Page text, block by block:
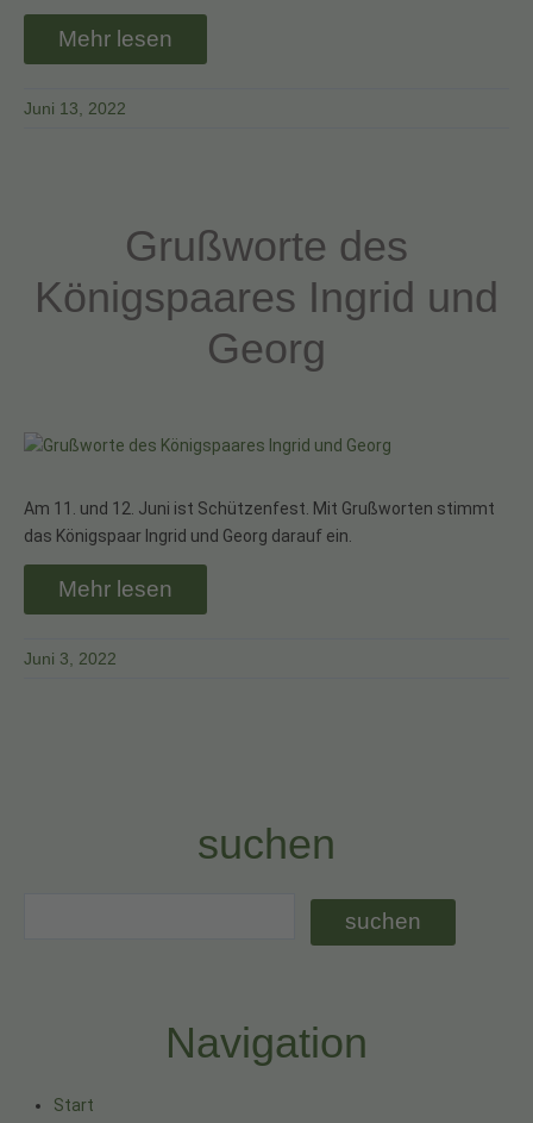
Mehr lesen
Juni 13, 2022
Grußworte des
Königspaares Ingrid und
Georg
Am 11. und 12. Juni ist Schützenfest. Mit Grußworten stimmt
das Königspaar Ingrid und Georg darauf ein.
Mehr lesen
Juni 3, 2022
suchen
Navigation
Start